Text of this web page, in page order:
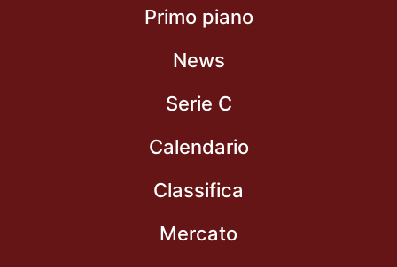
Primo piano
News
Serie C
Calendario
Classifica
Mercato